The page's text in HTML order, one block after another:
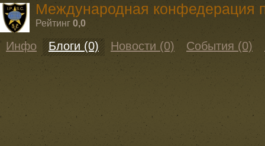
Международная конфедерация
Рейтинг 0,0
Инфо Блоги (0) Новости (0) События (0)